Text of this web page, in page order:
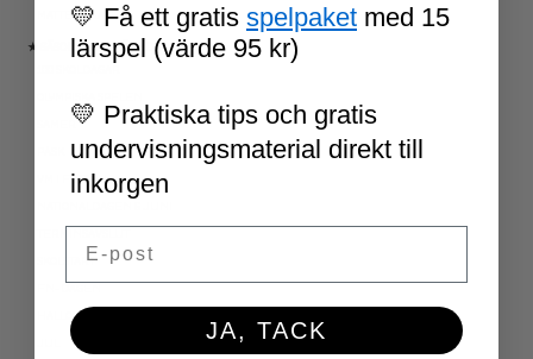
MATTESPIRALEN
★ SÄSONG OCH HÖGTIDER
VM I FOTBOLL
SKOLSTART
HALLOWEEN
💛 Få ett gratis spelpaket med 15
lärspel (värde 95 kr)
💛 Praktiska tips och gratis
undervisningsmaterial direkt till
inkorgen
JA, TACK